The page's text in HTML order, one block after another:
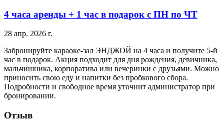
4 часа аренды + 1 час в подарок с ПН по ЧТ
28 апр. 2026 г.
Забронируйте караоке-зал ЭНДЖОЙ на 4 часа и получите 5-й
час в подарок. Акция подходит для дня рождения, девичника,
мальчишника, корпоратива или вечеринки с друзьями. Можно
приносить свою еду и напитки без пробкового сбора.
Подробности и свободное время уточнит администратор при
бронировании.
Отзыв